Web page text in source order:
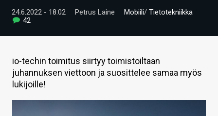
VIDEOT
TIETOA
HINTA.FI
24.6.2022 - 18:02 Petrus Laine Mobiili/ Tietotekniikka
42
io-techin toimitus siirtyy toimistoiltaan
juhannuksen viettoon ja suosittelee samaa myös
lukijoille!